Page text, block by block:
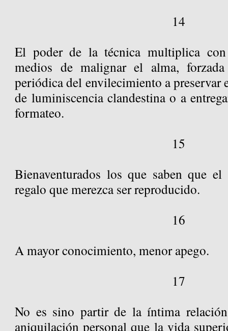
14
El poder de la técnica multiplica con
medios de malignar el alma,
periódica del envilecimiento a preservar
de luminiscencia clandestina o a
formateo.
15
Bienaventurados los que saben que
regalo que merezca ser reproducido.
16
A mayor conocimiento, menor apego.
17
No es sino partir de la íntima
aniquilación personal que la vida